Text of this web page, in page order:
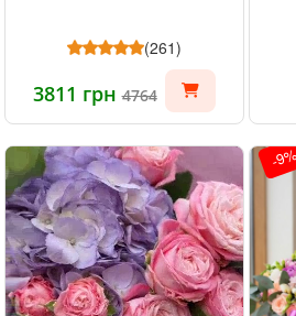
(261)
3811 грн4764
-9%